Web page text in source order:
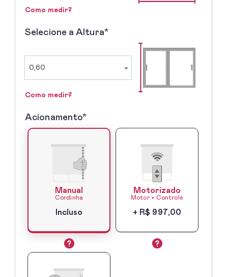
Como medir?
2º
Selecione a Altura*
0,60
Como medir?
3º
Acionamento*
Manual
Cordinha
Incluso
Motorizado
Motor + Controle
+ R$ 997,00